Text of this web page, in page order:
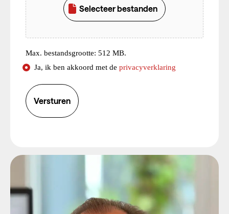
Selecteer bestanden
Max. bestandsgrootte: 512 MB.
Consent
Ja, ik ben akkoord met de privacyverklaring